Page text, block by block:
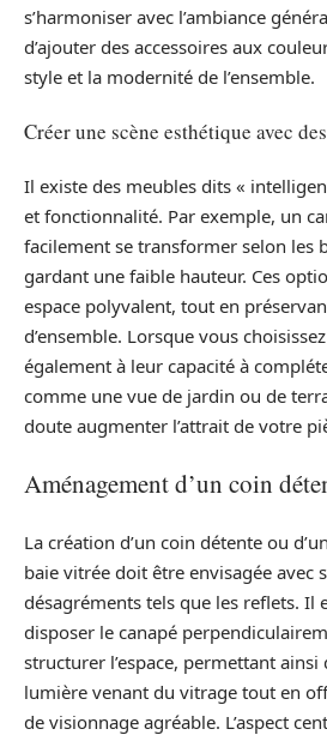
s’harmoniser avec l’ambiance
d’ajouter des accessoires aux
style et la modernité de l’ensemble.
Créer une scène esthétique avec
Il existe des meubles dits «
et fonctionnalité. Par exemple, un
facilement se transformer selon les
gardant une faible hauteur. Ces
espace polyvalent, tout en
d’ensemble. Lorsque vous
également à leur capacité à
comme une vue de jardin ou de
doute augmenter l’attrait de votre
Aménagement d’un coin
La création d’un coin détente ou
baie vitrée doit être envisagée avec
désagréments tels que les reflets. Il
disposer le canapé
structurer l’espace, permettant
lumière venant du vitrage tout en
de visionnage agréable. L’aspect